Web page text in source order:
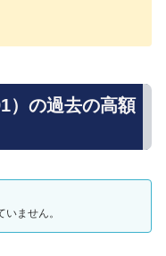
）の過去の高額
ません。